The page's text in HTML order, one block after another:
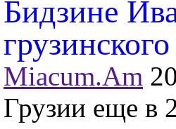
Бидзине
Miacum.Am
Грузии еще в